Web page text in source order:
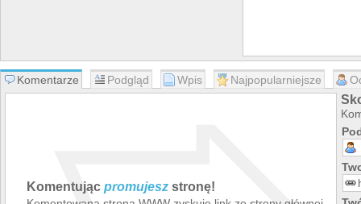
Komentarze Podgląd Wpis Najpopularniejsze
Komentując promujesz stronę!